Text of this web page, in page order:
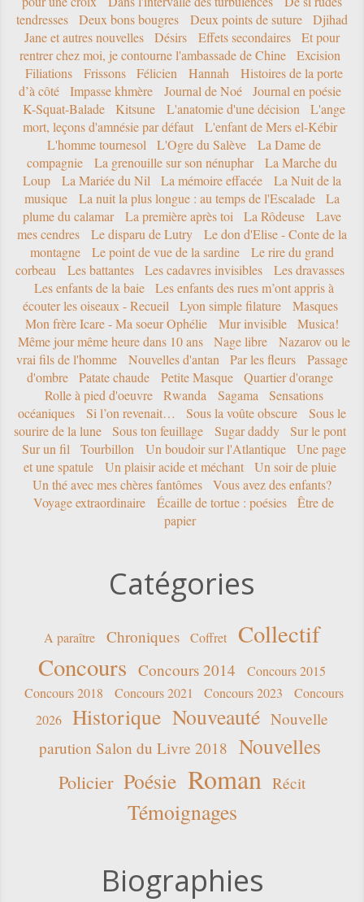
tendresses
Deux bons bougres Deux points de suture
Djihad
Jane et autres nouvelles
Désirs Effets secondaires
Et pour
rentrer chez moi, je contourne l'ambassade de Chine
Excision
Filiations
Frissons Félicien Hannah
Histoires de la porte
d’à côté
Impasse khmère Journal de Noé
Journal en poésie
K-Squat-Balade
Kitsune L'anatomie d'une décision
L'ange
mort, leçons d'amnésie par défaut
L'enfant de Mers el-Kébir
L'homme tournesol
L'Ogre du Salève
La Dame de
compagnie
La grenouille sur son nénuphar
La Marche du
Loup
La Mariée du Nil La mémoire effacée
La Nuit de la
musique
La nuit la plus longue : au temps de l'Escalade
La
plume du calamar
La première après toi La Rôdeuse
Lave
mes cendres
Le disparu de Lutry
Le don d'Elise - Conte de la
montagne
Le point de vue de la sardine
Le rire du grand
corbeau
Les battantes Les cadavres invisibles
Les dravasses
Les enfants de la baie
Les enfants des rues m’ont appris à
écouter les oiseaux - Recueil
Lyon simple filature
Masques
Mon frère Icare - Ma soeur Ophélie
Mur invisible
Musica!
Même jour même heure dans 10 ans
Nage libre
Nazarov ou le
vrai fils de l'homme
Nouvelles d'antan Par les fleurs
Passage
d'ombre
Patate chaude Petite Masque
Quartier d'orange
Rolle à pied d'oeuvre
Rwanda Sagama
Sensations
océaniques
Si l’on revenait… Sous la voûte obscure
Sous le
sourire de la lune
Sous ton feuillage Sugar daddy
Sur le pont
Sur un fil
Tourbillon Un boudoir sur l'Atlantique
Une page
et une spatule
Un plaisir acide et méchant
Un soir de pluie
Un thé avec mes chères fantômes
Vous avez des enfants?
Voyage extraordinaire
Écaille de tortue : poésies
Être de
papier
Catégories
A paraître Chroniques Coffret
Collectif
Concours Concours 2014
Concours 2015
Concours 2018
Concours 2021 Concours 2023
Concours
2026
Historique Nouveauté Nouvelle
parution Salon du Livre 2018 Nouvelles
Policier Poésie Roman Récit
Témoignages
Biographies